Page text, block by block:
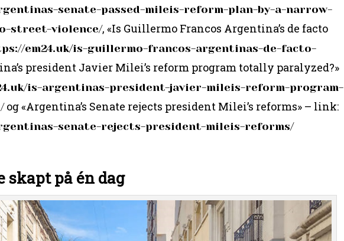
senate-passed-mileis-reform-plan-by-a-narrow-
street-violence/, «Is Guillermo Francos Argentina’s de facto
em24.uk/is-guillermo-francos-argentinas-de-facto-
president Javier Milei’s reform program totally paralyzed?»
is-argentinas-president-javier-mileis-reform-program-
og «Argentina’s Senate rejects president Milei’s reforms» – link:
senate-rejects-president-mileis-reforms/
skapt på én dag